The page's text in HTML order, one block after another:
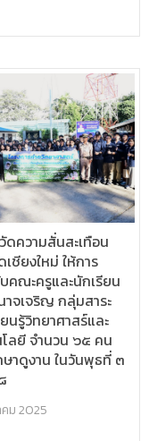
ดความสั่นสะเทือน
ชียงใหม่ ให้การ
คณะครูและนักเรียน
าจเจริญ กลุ่มสาระ
นรู้วิทยาศาสร์และ
โลยี จำนวน ๖๕ คน
ษาดูงาน ในวันพุธที่ ๓
ม 2025